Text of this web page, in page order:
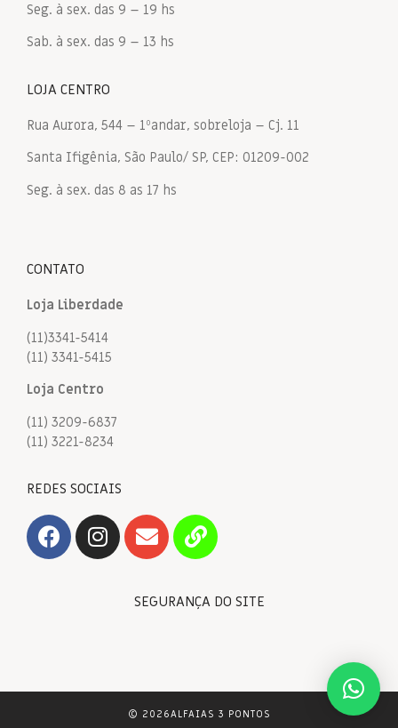
Seg. à sex. das 9 – 19 hs
Sab. à sex. das 9 – 13 hs
LOJA CENTRO
Rua Aurora, 544 – 1ºandar, sobreloja – Cj. 11
Santa Ifigênia, São Paulo/ SP, CEP: 01209-002
Seg. à sex. das 8 as 17 hs
CONTATO
Loja Liberdade
(11)3341-5414
(11) 3341-5415
Loja Centro
(11) 3209-6837
(11) 3221-8234
REDES SOCIAIS
SEGURANÇA DO SITE
© 2026ALFAIAS 3 PONTOS